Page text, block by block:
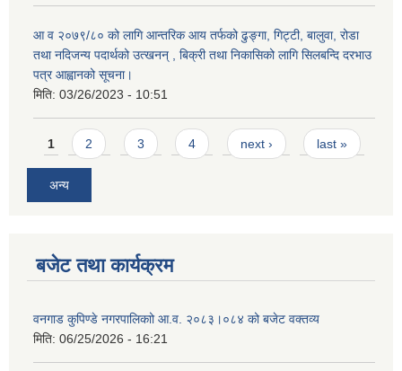
आ व २०७९/८० को लागि आन्तरिक आय तर्फको ढुङ्गा, गिट्टी, बालुवा, रोडा
तथा नदिजन्य पदार्थको उत्खनन् , बिक्री तथा निकासिको लागि सिलबन्दि दरभाउ
पत्र आह्वानको सूचना।
मिति: 03/26/2023 - 10:51
Pages
1 2 3 4 next › last »
अन्य
बजेट तथा कार्यक्रम
वनगाड कुपिण्डे नगरपालिकाो आ.व. २०८३।०८४ को बजेट वक्तव्य
मिति: 06/25/2026 - 16:21